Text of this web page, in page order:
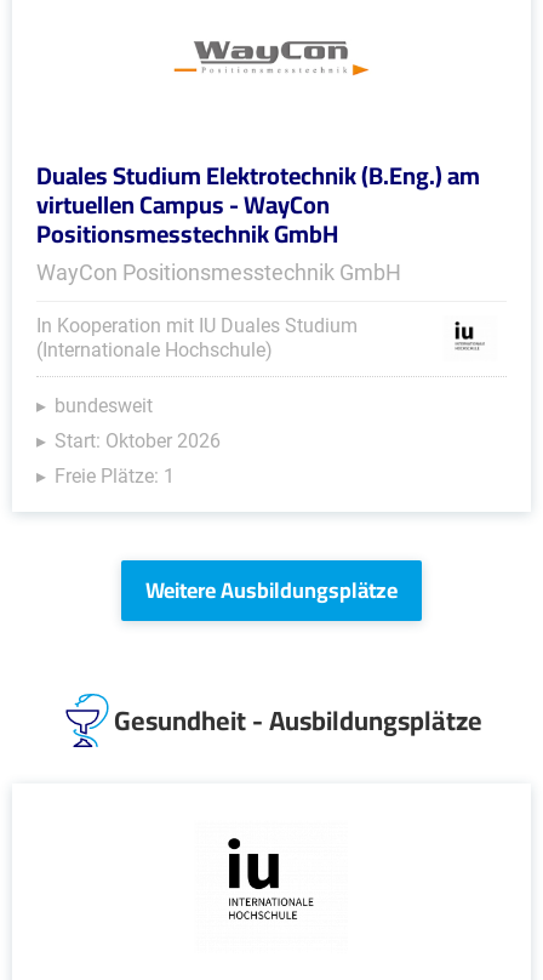
Duales Studium Elektrotechnik (B.Eng.) am
virtuellen Campus - WayCon
Positionsmesstechnik GmbH
WayCon Positionsmesstechnik GmbH
In Kooperation mit IU Duales Studium
(Internationale Hochschule)
bundesweit
Start: Oktober 2026
Freie Plätze: 1
Weitere Ausbildungsplätze
Gesundheit - Ausbildungsplätze